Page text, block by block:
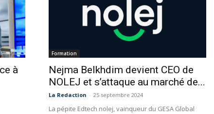
à
Formation
Nejma Belkhdim devient CEO de
NOLEJ et s’attaque au marché de...
La Redaction - 25 septembre 2024
La pépite Edtech nolej, vainqueur du GESA Global